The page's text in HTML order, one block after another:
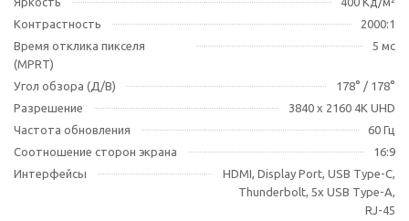
Контрастность
2000:1
Время отклика пикселя
(MPRT)
5 мс
Угол обзора (Д/В)
178° / 178°
Разрешение
3840 x 2160 4K UHD
Частота обновления
60 Гц
Соотношение сторон экрана
16:9
Интерфейсы
HDMI, Display Port, USB Type-C,
Thunderbolt, 5x USB Type-A,
RJ-45